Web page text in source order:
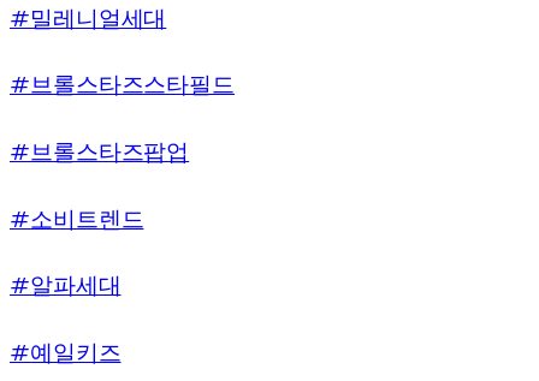
#밀레니얼세대
#브롤스타즈스타필드
#브롤스타즈팝업
#소비트렌드
#알파세대
#예일키즈